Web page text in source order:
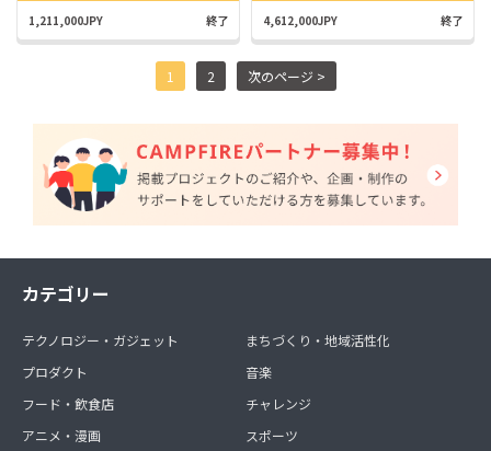
1,211,000JPY 終了 4,612,000JPY 終了
1 2 次のページ >
カテゴリー
テクノロジー・ガジェット
プロダクト
フード・飲食店
アニメ・漫画
まちづくり・地域活性化
音楽
チャレンジ
スポーツ